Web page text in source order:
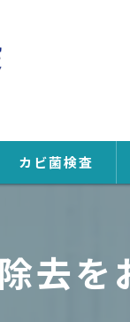
カビ菌検査
去